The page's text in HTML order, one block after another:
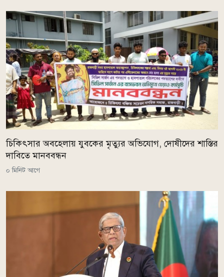
চিকিৎসার অবহেলায় যুবকের মৃত্যুর অভিযোগ, দোষীদের শাস্তির
দাবিতে মানববন্ধন
০ মিনিট আগে